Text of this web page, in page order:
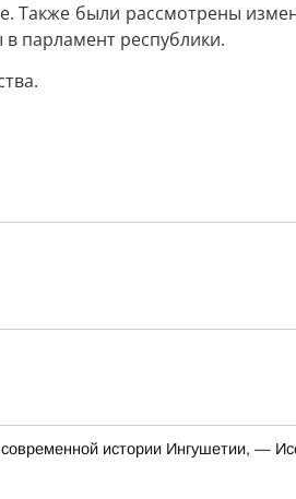
Также были рассмотрены
парламент республики.
истории Ингушетии, —